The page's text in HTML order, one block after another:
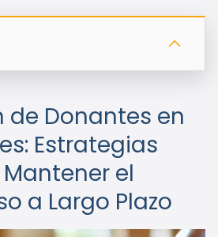
de Donantes en
Estrategias
el
a Largo Plazo